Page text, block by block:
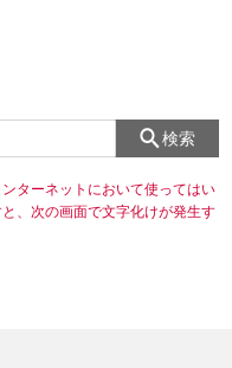
検索
ターネットにおいて使ってはい
、次の画面で文字化けが発生す